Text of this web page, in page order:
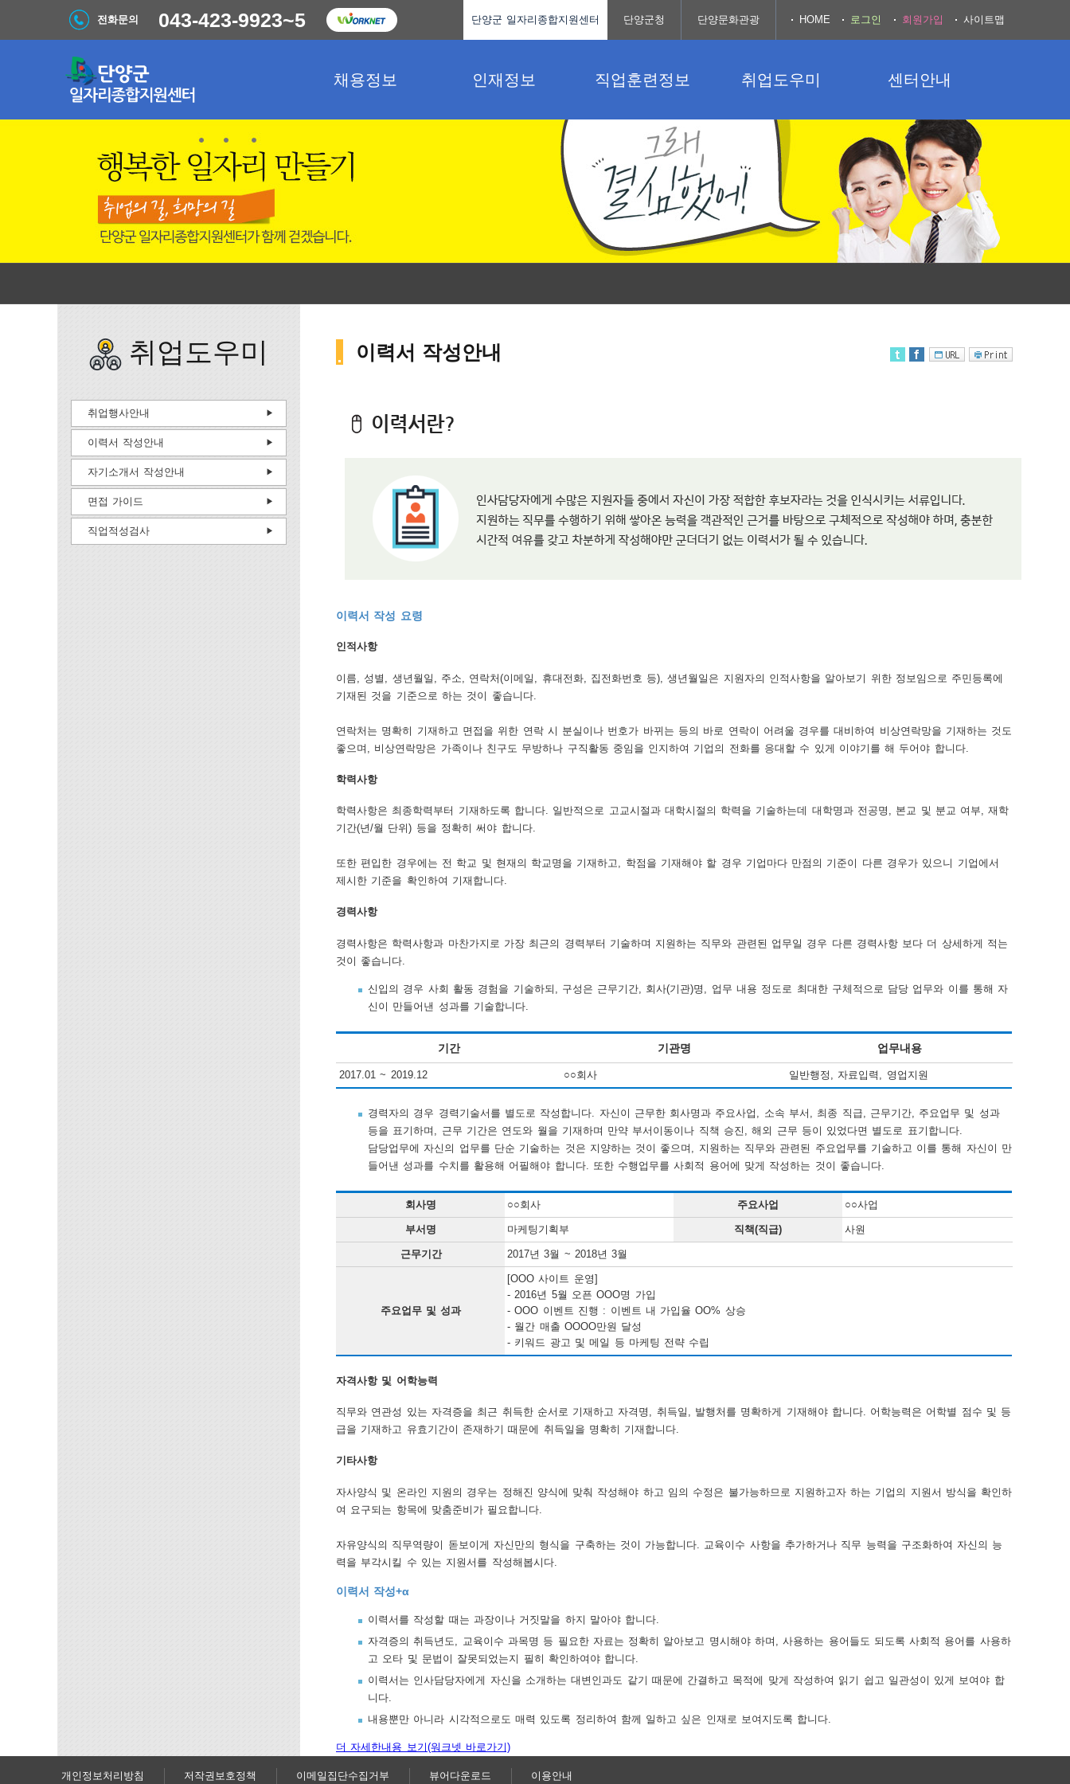
채용정보 인재정보 직업훈련정보 취업도우미 센터안내
전화문의 043-423-9923~5 단양군 일자리종합지원센터 단양군청 단양문화관광 HOME 로그인 회원가입 사이트맵
이력서 작성안내
이력서 작성 요령
인적사항
이름, 성별, 생년월일, 주소, 연락처(이메일, 휴대전화, 집전화번호 등), 생년월일은 지원자의 인적사항을 알아보기 위한 정보임으로 주민등록에
기재된 것을 기준으로 하는 것이 좋습니다.
연락처는 명확히 기재하고 면접을 위한 연락 시 분실이나 번호가 바뀌는 등의 바로 연락이 어려울 경우를 대비하여 비상연락망을 기재하는 것도
좋으며, 비상연락망은 가족이나 친구도 무방하나 구직활동 중임을 인지하여 기업의 전화를 응대할 수 있게 이야기를 해 두어야 합니다.
학력사항
학력사항은 최종학력부터 기재하도록 합니다. 일반적으로 고교시절과 대학시절의 학력을 기술하는데 대학명과 전공명, 본교 및 분교 여부, 재학
기간(년/월 단위) 등을 정확히 써야 합니다.
또한 편입한 경우에는 전 학교 및 현재의 학교명을 기재하고, 학점을 기재해야 할 경우 기업마다 만점의 기준이 다른 경우가 있으니 기업에서
제시한 기준을 확인하여 기재합니다.
경력사항
경력사항은 학력사항과 마찬가지로 가장 최근의 경력부터 기술하며 지원하는 직무와 관련된 업무일 경우 다른 경력사항 보다 더 상세하게 적는
것이 좋습니다.
신입의 경우 사회 활동 경험을 기술하되, 구성은 근무기간, 회사(기관)명, 업무 내용 정도로 최대한 구체적으로 담당 업무와 이를 통해 자
신이 만들어낸 성과를 기술합니다.
기간 기관명 업무내용
2017.01 ~ 2019.12 ○○회사 일반행정, 자료입력, 영업지원
경력자의 경우 경력기술서를 별도로 작성합니다. 자신이 근무한 회사명과 주요사업, 소속 부서, 최종 직급, 근무기간, 주요업무 및 성과
등을 표기하며, 근무 기간은 연도와 월을 기재하며 만약 부서이동이나 직책 승진, 해외 근무 등이 있었다면 별도로 표기합니다.
담당업무에 자신의 업무를 단순 기술하는 것은 지양하는 것이 좋으며, 지원하는 직무와 관련된 주요업무를 기술하고 이를 통해 자신이 만
들어낸 성과를 수치를 활용해 어필해야 합니다. 또한 수행업무를 사회적 용어에 맞게 작성하는 것이 좋습니다.
회사명 ○○회사 주요사업 ○○사업
부서명 마케팅기획부 직책(직급) 사원
근무기간 2017년 3월 ~ 2018년 3월
주요업무 및 성과
[OOO 사이트 운영]
- 2016년 5월 오픈 OOO명 가입
- OOO 이벤트 진행 : 이벤트 내 가입율 OO% 상승
- 월간 매출 OOOO만원 달성
- 키워드 광고 및 메일 등 마케팅 전략 수립
자격사항 및 어학능력
직무와 연관성 있는 자격증을 최근 취득한 순서로 기재하고 자격명, 취득일, 발행처를 명확하게 기재해야 합니다. 어학능력은 어학별 점수 및 등
급을 기재하고 유효기간이 존재하기 때문에 취득일을 명확히 기재합니다.
기타사항
자사양식 및 온라인 지원의 경우는 정해진 양식에 맞춰 작성해야 하고 임의 수정은 불가능하므로 지원하고자 하는 기업의 지원서 방식을 확인하
여 요구되는 항목에 맞춤준비가 필요합니다.
자유양식의 직무역량이 돋보이게 자신만의 형식을 구축하는 것이 가능합니다. 교육이수 사항을 추가하거나 직무 능력을 구조화하여 자신의 능
력을 부각시킬 수 있는 지원서를 작성해봅시다.
이력서 작성+α
이력서를 작성할 때는 과장이나 거짓말을 하지 말아야 합니다.
자격증의 취득년도, 교육이수 과목명 등 필요한 자료는 정확히 알아보고 명시해야 하며, 사용하는 용어들도 되도록 사회적 용어를 사용하
고 오타 및 문법이 잘못되었는지 필히 확인하여야 합니다.
이력서는 인사담당자에게 자신을 소개하는 대변인과도 같기 때문에 간결하고 목적에 맞게 작성하여 읽기 쉽고 일관성이 있게 보여야 합
니다.
내용뿐만 아니라 시각적으로도 매력 있도록 정리하여 함께 일하고 싶은 인재로 보여지도록 합니다.
더 자세한내용 보기(워크넷 바로가기)
취업도우미
취업행사안내
이력서 작성안내
자기소개서 작성안내
면접 가이드
직업적성검사
개인정보처리방침 저작권보호정책 이메일집단수집거부 뷰어다운로드 이용안내